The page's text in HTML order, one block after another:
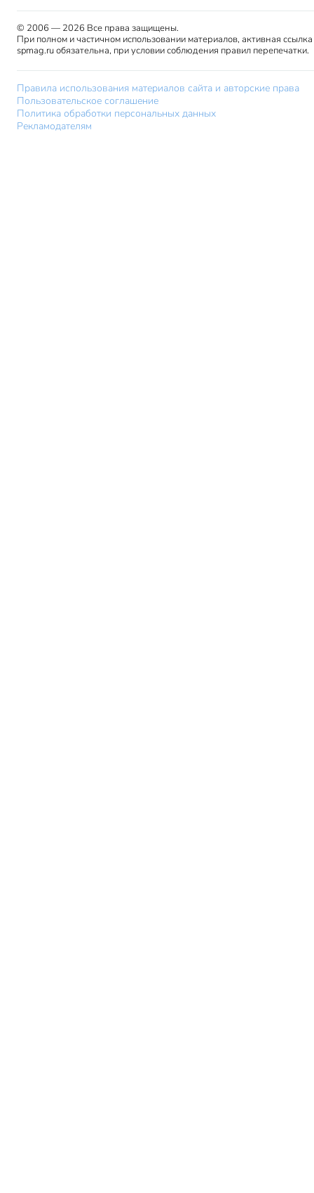
© 2006 — 2026 Все права защищены.
При полном и частичном использовании материалов, активная
spmag.ru обязательна, при условии соблюдения правил перепечатки.
Правила использования материалов сайта и авторские права
Пользовательское соглашение
Политика обработки персональных данных
Рекламодателям